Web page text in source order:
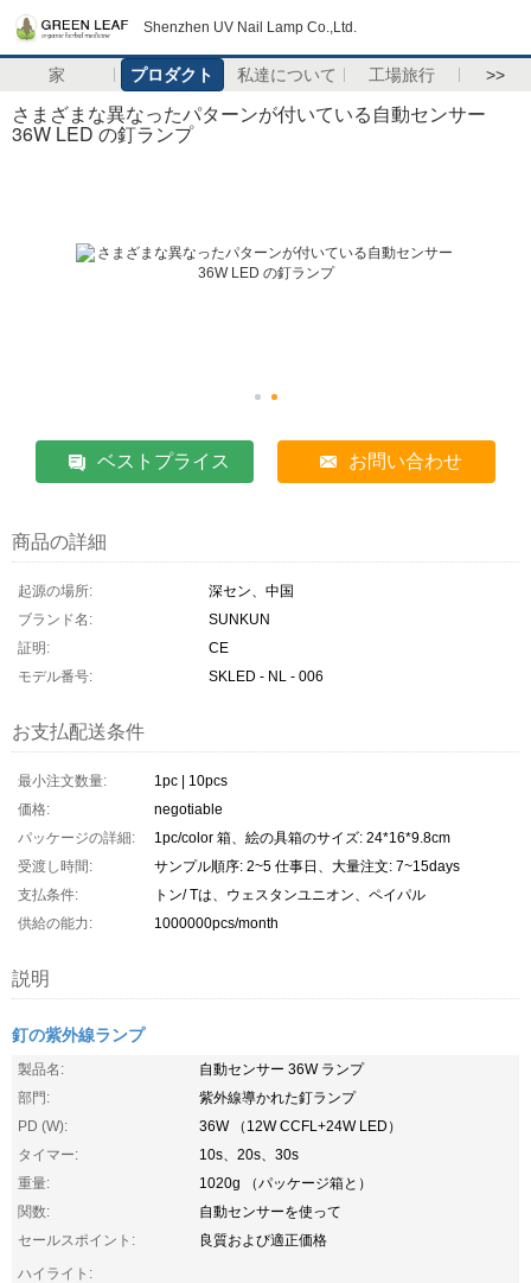
Shenzhen UV Nail Lamp Co.,Ltd.
家 プロダクト 私達について 工場旅行 >>
さまざまな異なったパターンが付いている自動センサー
36W LED の釘ランプ
ベストプライス お問い合わせ
商品の詳細
起源の場所:
深セン、中国
ブランド名:
SUNKUN
証明:
CE
モデル番号:
SKLED - NL - 006
お支払配送条件
最小注文数量:
1pc | 10pcs
価格:
negotiable
パッケージの詳細:
1pc/color 箱、絵の具箱のサイズ: 24*16*9.8cm
受渡し時間:
サンプル順序: 2~5 仕事日、大量注文: 7~15days
支払条件:
トン/ Tは、ウェスタンユニオン、ペイパル
供給の能力:
1000000pcs/month
説明
釘の紫外線ランプ
製品名:
自動センサー 36W ランプ
部門:
紫外線導かれた釘ランプ
PD (W):
36W （12W CCFL+24W LED）
タイマー:
10s、20s、30s
重量:
1020g （パッケージ箱と）
関数:
自動センサーを使って
セールスポイント:
良質および適正価格
ハイライト: